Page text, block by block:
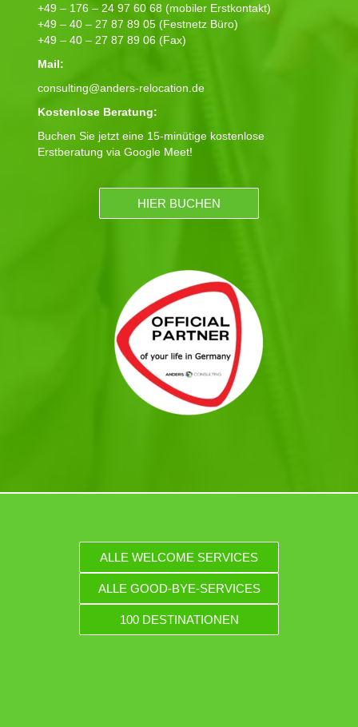
+49 – 176 – 24 97 60 68 (mobiler Erstkontakt)
+49 – 40 – 27 87 89 05 (Festnetz Büro)
+49 – 40 – 27 87 89 06 (Fax)
Mail:
consulting@anders-relocation.de
Kostenlose Beratung:
Buchen Sie jetzt eine 15-minütige kostenlose
Erstberatung via Google Meet!
HIER BUCHEN
ALLE WELCOME SERVICES
ALLE GOOD-BYE-SERVICES
100 DESTINATIONEN